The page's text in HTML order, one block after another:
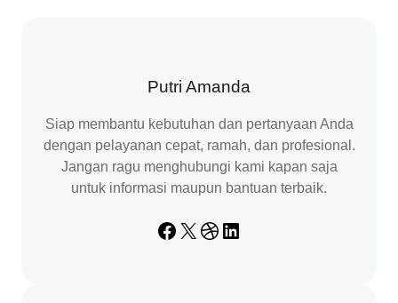
Putri Amanda
Siap membantu kebutuhan dan pertanyaan Anda
dengan pelayanan cepat, ramah, dan profesional.
Jangan ragu menghubungi kami kapan saja
untuk informasi maupun bantuan terbaik.
Facebook X Dribbble LinkedIn